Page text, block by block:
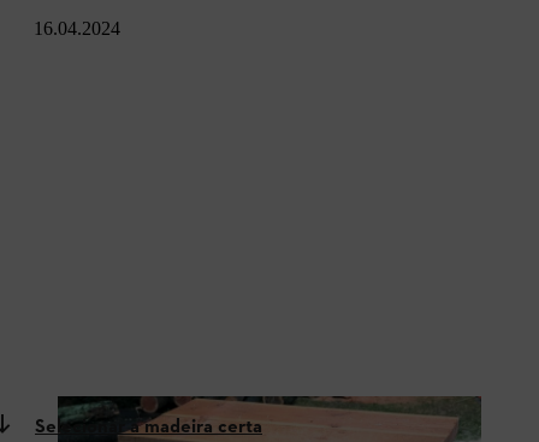
16.04.2024
Selecionar a madeira certa